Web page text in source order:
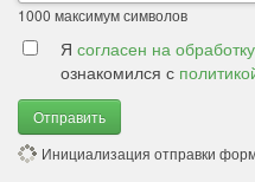
1000 максимум символов
Я согласен на
ознакомился с
Отправить
Инициализация отправки